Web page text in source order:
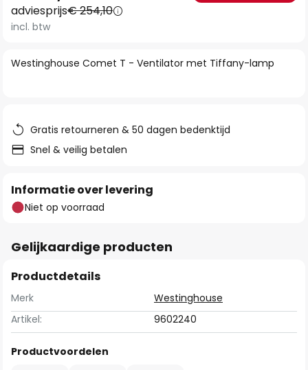
het
begin
de
Westinghouse Comet T - Ventilator met Tiffany-lamp
adviesprijs€ 254,10
incl. btw
Gratis retourneren & 50 dagen bedenktijd
Snel & veilig betalen
Informatie over levering
Niet op voorraad
Gelijkaardige producten
Productdetails
Merk
Westinghouse
Artikel:
9602240
Productvoordelen